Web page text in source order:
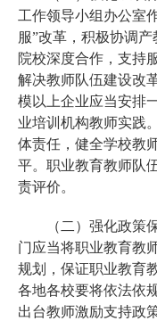
工作领导小组办公室
服”改革，积极协调
院校深度合作，支持
解决教师队伍建设改
模以上企业应当安排
业培训机构教师实践
体责任，健全学校教
平。职业教育教师队
责评价。
（二）强化政策
门应当将职业教育教
规划，保证职业教育
各地各校要将依法依
出台教师激励支持政